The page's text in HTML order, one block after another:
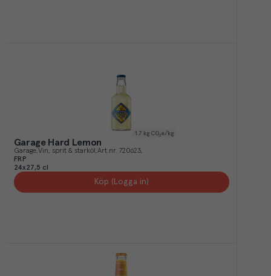
1.7 kg CO₂e/kg
Garage Hard Lemon
Garage Vin, sprit & starköl Art.nr. 720623
FRP
24x27,5 cl
Köp (Logga in)